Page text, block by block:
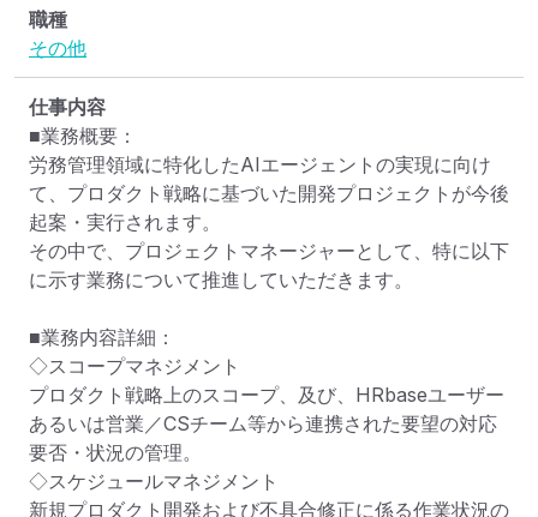
職種
その他
仕事内容
■業務概要：
労務管理領域に特化したAIエージェントの実現に向け
て、プロダクト戦略に基づいた開発プロジェクトが今後
起案・実行されます。
その中で、プロジェクトマネージャーとして、特に以下
に示す業務について推進していただきます。
■業務内容詳細：
◇スコープマネジメント
プロダクト戦略上のスコープ、及び、HRbaseユーザー
あるいは営業／CSチーム等から連携された要望の対応
要否・状況の管理。
◇スケジュールマネジメント
新規プロダクト開発および不具合修正に係る作業状況の